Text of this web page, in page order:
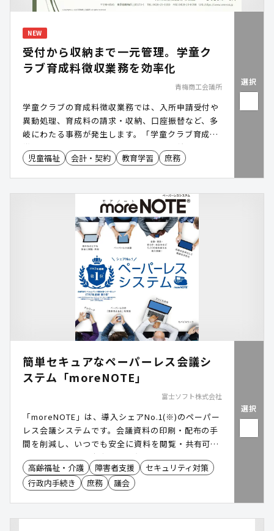
NEW
受付から収納まで一元管理。学童ク
ラブ育成料徴収業務を効率化
青梅商工会議所
学童クラブの育成料徴収業務では、入所申請受付や
異動処理、育成料の請求・収納、口座振替など、多
岐にわたる事務が発生します。「学童クラブ育成料
徴収システム」は、20年以上にわたり自治体の要望
を反映しながら機能を改善し、自治体ごとの運用に
児童福祉 会計・契約 教育学習 庶務
選択
簡単セキュアなペーパーレス会議シ
ステム「moreNOTE」
富士ソフト株式会社
「moreNOTE」は、導入シェアNo.1(※)のペーパー
レス会議システムです。会議資料の印刷・配布の手
間を削減し、いつでも安全に資料を閲覧・共有可能
にします。議会・庁内会議・各種審査会などで幅広
くご活用いただいています。 ※出典:ITR「ITR
Market View:ユニファイド・エンドポイント管理市
高齢福祉・介護 障害者支援
セキュリティ対策
行政内手続き
庶務 議会
選択